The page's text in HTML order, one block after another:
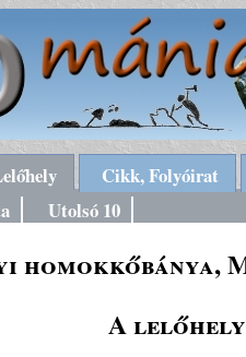
Cikk, Folyóirat
Utolsó 10
homokkőbánya,
A lelőhely